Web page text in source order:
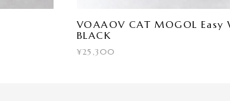
VOAAOV CAT MOGOL Easy
BLACK
¥25,300